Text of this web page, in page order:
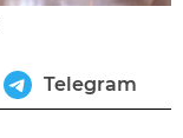
Telegram